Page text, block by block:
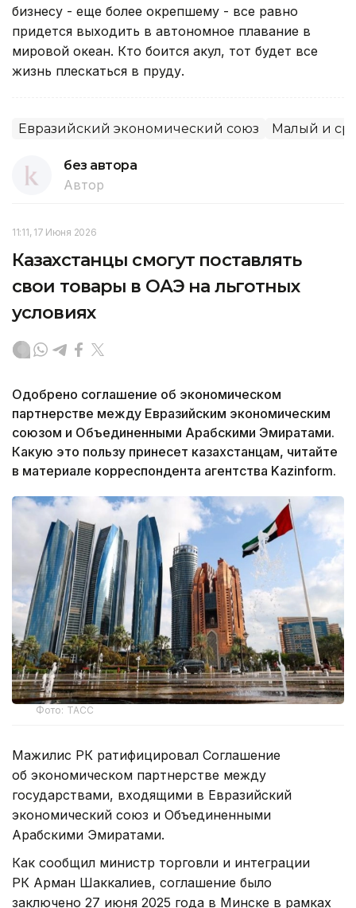
бизнесу - еще более окрепшему - все равно
придется выходить в автономное плавание в
мировой океан. Кто боится акул, тот будет все
жизнь плескаться в пруду.
Евразийский экономический союз Малый и
без автора
Автор
11:11, 17 Июня 2026
Казахстанцы смогут поставлять
свои товары в ОАЭ на льготных
условиях
Одобрено соглашение об экономическом
партнерстве между Евразийским экономическим
союзом и Объединенными Арабскими Эмиратами.
Какую это пользу принесет казахстанцам, читайте
в материале корреспондента агентства Kazinform.
Фото: ТАСС
Мажилис РК ратифицировал Соглашение
об экономическом партнерстве между
государствами, входящими в Евразийский
экономический союз и Объединенными
Арабскими Эмиратами.
Как сообщил министр торговли и интеграции
РК Арман Шаккалиев, соглашение было
заключено 27 июня 2025 года в Минске в рамках